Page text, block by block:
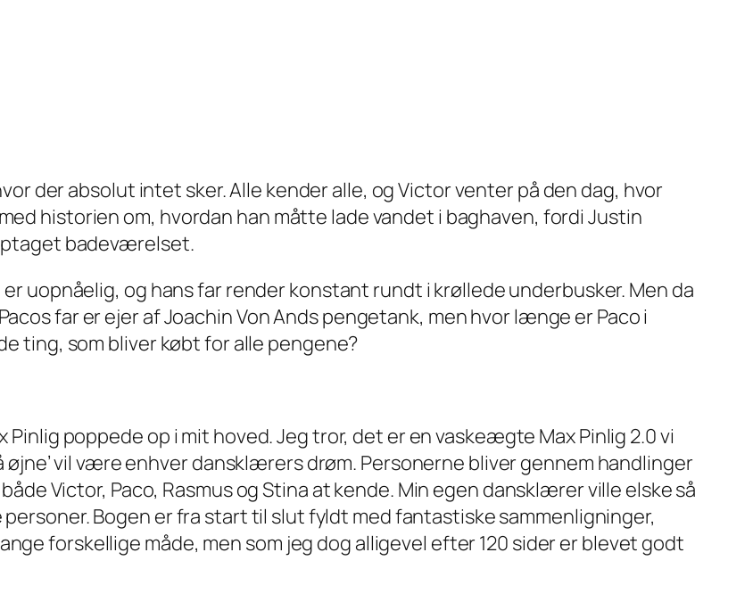
der absolut intet sker. Alle kender alle, og Victor venter på den dag, hvor
historien om, hvordan han måtte lade vandet i baghaven, fordi Justin
badeværelset.
uopnåelig, og hans far render konstant rundt i krøllede underbusker. Men da
far er ejer af Joachin Von Ands pengetank, men hvor længe er Paco i
ting, som bliver købt for alle pengene?
poppede op i mit hoved. Jeg tror, det er en vaskeægte Max Pinlig 2.0 vi
øjne’ vil være enhver dansklærers drøm. Personerne bliver gennem handlinger
Victor, Paco, Rasmus og Stina at kende. Min egen dansklærer ville elske så
Bogen er fra start til slut fyldt med fantastiske sammenligninger,
forskellige måde, men som jeg dog alligevel efter 120 sider er blevet godt